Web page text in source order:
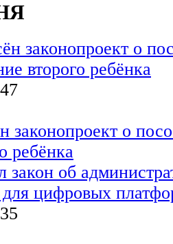
законопроект о
ребёнка